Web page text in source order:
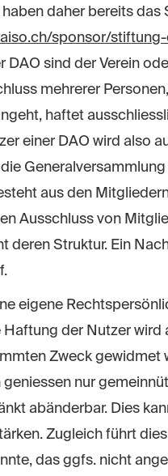
daher bereits
sponsor/
sind der Verein
mehrerer
haftet
einer DAO wird also
aus den
Ausschluss von
Struktur. Ein
eigene
der Nutzer wird
Zweck gewidmet
nur
abänderbar. Dies
Zugleich führt
das ggfs. nicht